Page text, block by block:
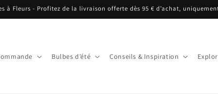
à Fleurs - Profitez de la livraison offerte dès 95 € d’achat,
Bulbes d’été Conseils & Inspiration